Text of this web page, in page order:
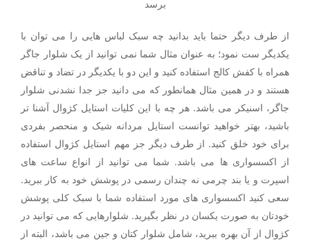
برسد
از طرف دیگر حتما باید بدانید چه سبک لباس هایی را می توان با
یکدیگر ست نمود؛ به عنوان مثال شما نمی توانید از یک شلوار جاگر
همراه با کفش کالج استفاده کنید و این دو با یکدیگر در تضاد و تناقض
هستند و در همین مثال همانطور که می دانید جز جدا نشدنی شلوار
جاگر، اسنیکر می باشد. هر چه با این کلیات استایل کژوال آشنا تر
باشید، بهتر خواهید توانست استایل مردانه شیک و منحصر بفردی
برای خود خلق کنید. از طرف دیگر جز مهم استایل کژوال استفاده
از اکسسواری ها می باشد. شما می توانید از انواع ساعت های
اسپرت و یا بند چرمی نه چندان رسمی در پوشش خود به کار ببرید.
سعی کنید اکسسواری های مورد استفاده شما با سبک کلی پوشش
خودتان به صورت یکسان در نظر بگیرید. شلوارهایی که می توانید در
کژوال از آن بهره ببرید، شامل شلوار کتان و جین می باشد، البته از